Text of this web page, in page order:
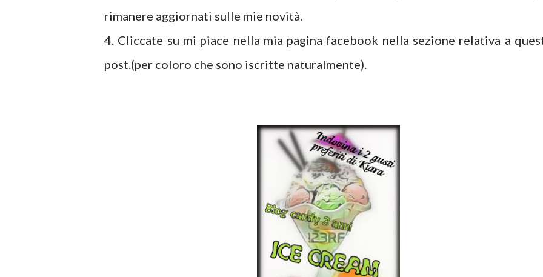
rimanere aggiornati sulle mie novità.
4. Cliccate su mi piace nella mia pagina facebook nella sezione relativa a
post.(per coloro che sono iscritte naturalmente).